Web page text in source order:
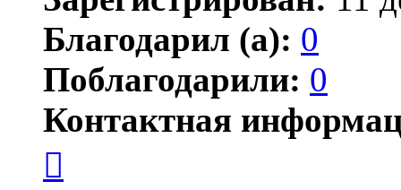
Благодарил (а): 0
Поблагодарили: 0
Контактная
пользователя